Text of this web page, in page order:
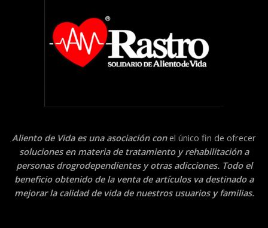
Aliento de Vida es una asociación conel único fin de ofrecer
soluciones en materia de tratamiento y rehabilitación a
personas drogrodependientes y otras adicciones. Todo el
beneficio obtenido de la venta de artículos va destinado a
mejorar la calidad de vida de nuestros usuarios y familias.